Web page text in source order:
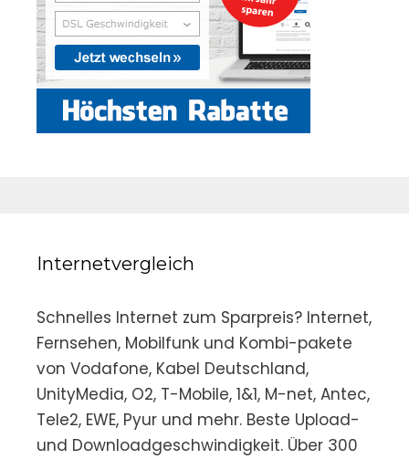
Internetvergleich
Schnelles Internet zum Sparpreis? Internet,
Fernsehen, Mobilfunk und Kombi-pakete
von Vodafone, Kabel Deutschland,
UnityMedia, O2, T-Mobile, 1&1, M-net, Antec,
Tele2, EWE, Pyur und mehr. Beste Upload-
und Downloadgeschwindigkeit. Über 300